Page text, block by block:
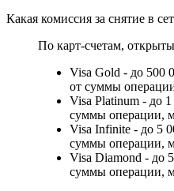
Какая комиссия за снятие в
По карт-счетам,
Visa Gold - до 500
от суммы
Visa Platinum - до
суммы операции,
Visa Infinite - до 5
суммы операции,
Visa Diamond - до
суммы операции,